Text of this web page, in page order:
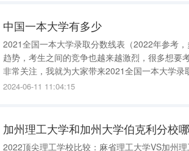
中国一本大学有多少
2021全国一本大学录取分数线表（2022年参考，多省份汇总） 近几年我国高
趋势，考生之间的竞争也越来越激烈，很多想要
非常关注，我就为大家带来2021全国一本大学录取分数
录取分数线表 目前还区分一二本院校的省份只有旧高考省份了，我就以旧高考四川、陕西、安徽
2024-06-11 11:04:15
加州理工大学和加州大学伯克利分校
2022顶尖理工学校比较：麻省理工大学VS加州